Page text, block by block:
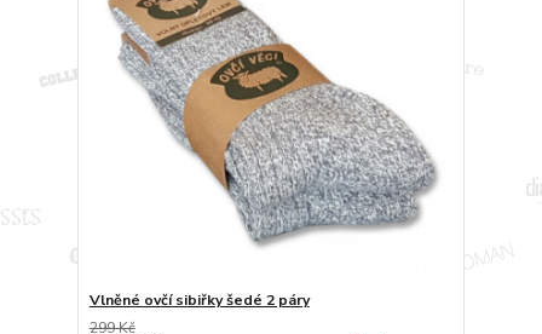
Vlněné ovčí sibiřky šedé 2 páry
299 Kč